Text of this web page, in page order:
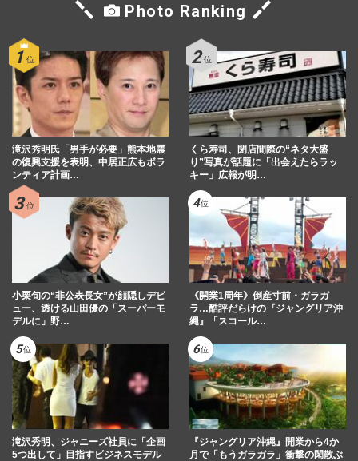
Photo Ranking
滝沢秀明氏「男手が必要」熊本地震
の復興支援を表明、中居正広もボラ
ンティア計画…
くら寿司、閉店間際の“ネタ大盛
り”写真が話題に「出会えたらラッ
キー」広報が明…
小栗旬の“非公表長女”が顔隠しデビ
ュー、透ける山田優の「スーパーモ
デルに」野…
《開業1周年》倒産寸前・ガラガ
ラ…酷評だらけの『ジャングリア沖
縄』「スコール…
滝沢秀明、ジャニーズ社員に「企画
5つ出して」目指すビジネスモデル
『ジャングリア沖縄』開業から4か
月で「もうガラガラ」衝撃の閑散ぶ